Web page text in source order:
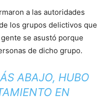
a las autoridades
los grupos delictivos que
se asustó porque
de dicho grupo.
ABAJO, HUBO
EN